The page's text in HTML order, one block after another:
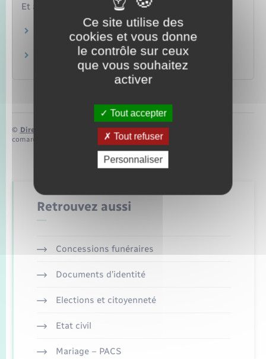
Et aussi
Déposer un dossier de surendettement
Argent – Impôts – Consommation
Recevabilité du dossier de surendettement
Argent – Impôts – Consommation
© Direction de l’information légale et administrative
comarquage developpé par baseo.io
Retrouvez aussi
Concessions funéraires
Documents d’identité
Elections et citoyenneté
Etat civil
Mariage – PACS
Ce site utilise des
cookies et vous donne
le contrôle sur ceux
que vous souhaitez
activer
Tout accepter
Tout refuser
Personnaliser